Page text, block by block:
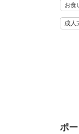
◆ ア
お誕
今し
お
お
親御
お食
成人
ポ